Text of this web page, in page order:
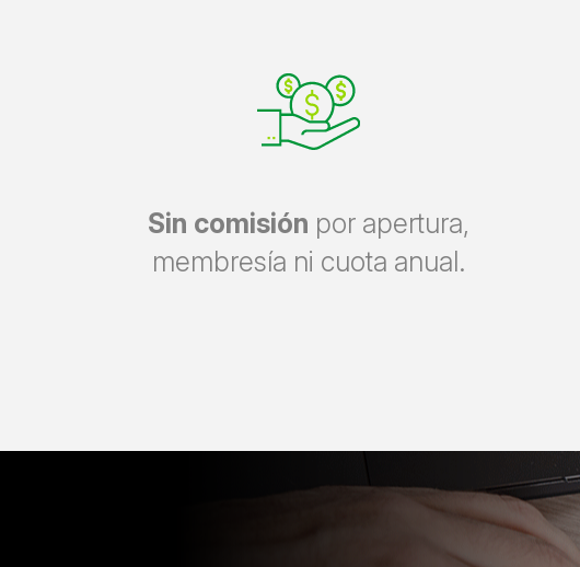
Sin comisión por apertura,
membresía ni cuota anual.